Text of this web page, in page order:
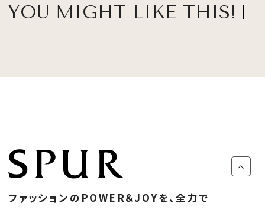
YOU MIGHT LIKE THIS!
ファッションのPOWER&JOYを、全力で